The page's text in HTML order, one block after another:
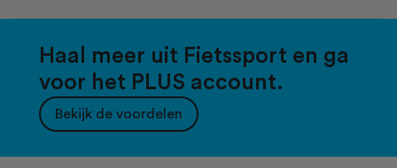
Haal meer uit Fietssport en ga
voor het PLUS account.
Bekijk de voordelen